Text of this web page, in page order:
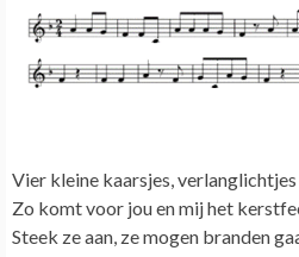
Vier kleine kaarsjes,
Zo komt voor jou en mij het
Steek ze aan, ze mogen branden